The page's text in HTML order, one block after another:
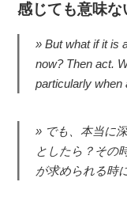
感じても意味な
But what if it is
now? Then act.
particularly when
でも、本当に
としたら？その
が求められる時